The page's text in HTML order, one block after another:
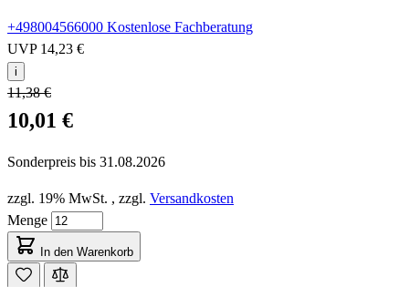
+498004566000 Kostenlose Fachberatung
UVP 14,23 €
i
11,38 €
10,01 €
Sonderpreis bis 31.08.2026
zzgl. 19% MwSt. , zzgl. Versandkosten
Menge
In den Warenkorb